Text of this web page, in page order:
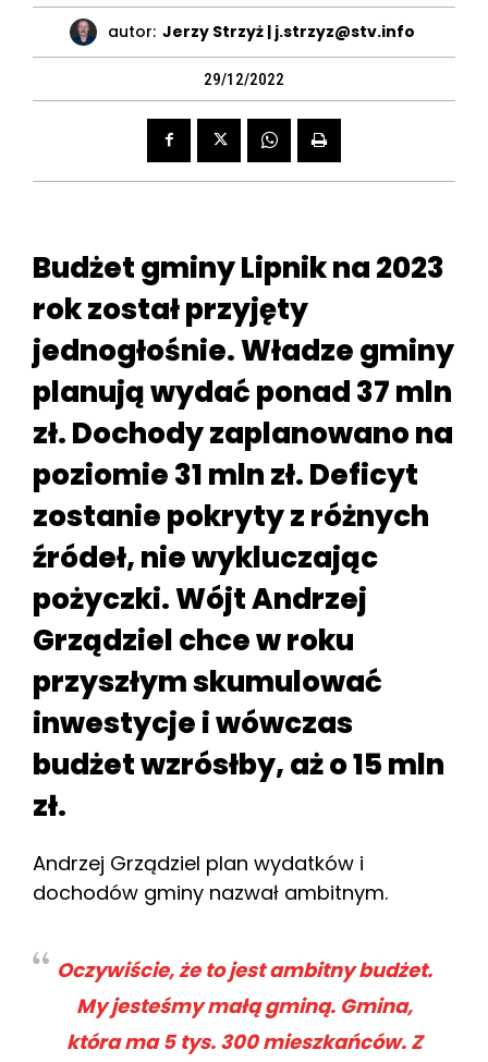
autor: Jerzy Strzyż | j.strzyz@stv.info
29/12/2022
Budżet gminy Lipnik na 2023
rok został przyjęty
jednogłośnie. Władze gminy
planują wydać ponad 37 mln
zł. Dochody zaplanowano na
poziomie 31 mln zł. Deficyt
zostanie pokryty z różnych
źródeł, nie wykluczając
pożyczki. Wójt Andrzej
Grządziel chce w roku
przyszłym skumulować
inwestycje i wówczas
budżet wzrósłby, aż o 15 mln
zł.
Andrzej Grządziel plan wydatków i
dochodów gminy nazwał ambitnym.
Oczywiście, że to jest ambitny budżet.
My jesteśmy małą gminą. Gmina,
która ma 5 tys. 300 mieszkańców. Z